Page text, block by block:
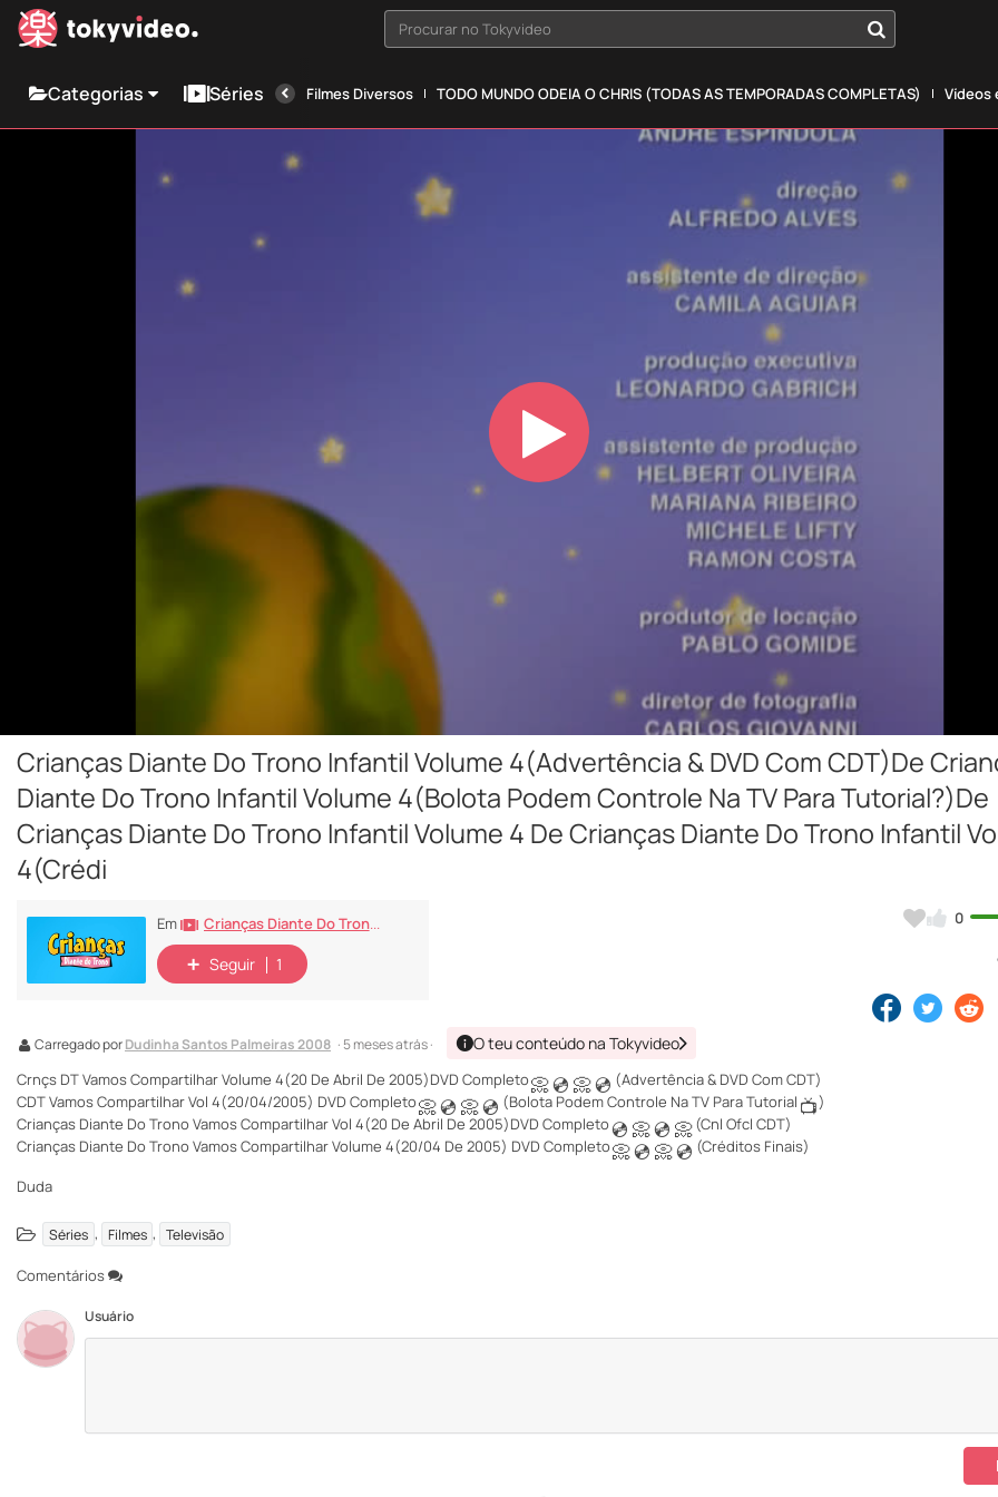
Procurar no Tokyvideo
Categorias Séries Filmes Diversos TODO MUNDO ODEIA O CHRIS (TODAS AS TEMPORADAS COMPLETAS) Vídeos
Play
Video
Crianças Diante Do Trono Infantil Volume 4(Advertência & DVD Com CDT)De
Diante Do Trono Infantil Volume 4(Bolota Podem Controle Na TV Para Tutorial?)De
Crianças Diante Do Trono Infantil Volume 4 De Crianças Diante Do Trono Infantil
4(Crédi
0
Em Crianças Diante Do Trono Volumes 1 De 13
Seguir 1
Carregado porDudinha Santos Palmeiras 2008 · 5 meses atrás · O teu conteúdo na Tokyvideo
Crnçs DT Vamos Compartilhar Volume 4(20 De Abril De 2005)DVD Completo📀💿 📀💿 (Advertência & DVD Com CDT)
CDT Vamos Compartilhar Vol 4(20/04/2005) DVD Completo📀💿 📀💿 (Bolota Podem Controle Na TV Para Tutorial 📺)
Crianças Diante Do Trono Vamos Compartilhar Vol 4(20 De Abril De 2005)DVD Completo💿 📀💿 📀(Cnl Ofcl CDT)
Crianças Diante Do Trono Vamos Compartilhar Volume 4(20/04 De 2005) DVD Completo📀💿 📀💿 (Créditos Finais)
Duda
Séries , Filmes , Televisão
Comentários
Usuário